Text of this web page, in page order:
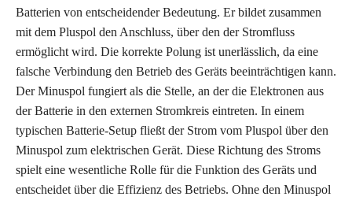
Batterien von entscheidender Bedeutung. Er bildet zusammen
mit dem Pluspol den Anschluss, über den der Stromfluss
ermöglicht wird. Die korrekte Polung ist unerlässlich, da eine
falsche Verbindung den Betrieb des Geräts beeinträchtigen kann.
Der Minuspol fungiert als die Stelle, an der die Elektronen aus
der Batterie in den externen Stromkreis eintreten. In einem
typischen Batterie-Setup fließt der Strom vom Pluspol über den
Minuspol zum elektrischen Gerät. Diese Richtung des Stroms
spielt eine wesentliche Rolle für die Funktion des Geräts und
entscheidet über die Effizienz des Betriebs. Ohne den Minuspol